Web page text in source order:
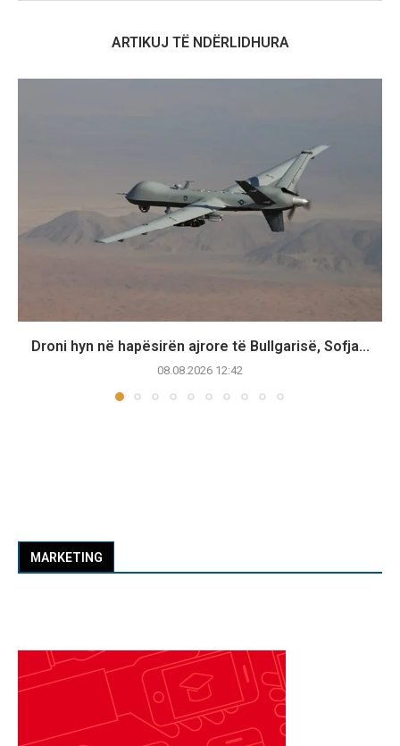
ARTIKUJ TË NDËRLIDHURA
Droni hyn në hapësirën ajrore të Bullgarisë, Sofja...
08.08.2026 12:42
MARKETING